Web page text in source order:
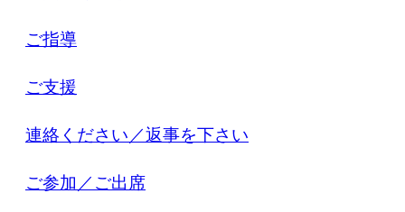
ご指導
ご支援
連絡ください／返事を下さい
ご参加／ご出席